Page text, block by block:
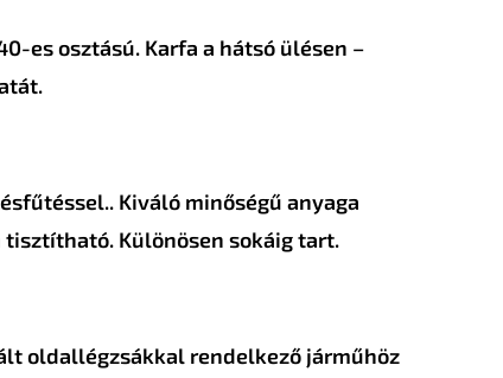
es osztású. Karfa a hátsó ülésen –
Kiváló minőségű anyaga
Különösen sokáig tart.
oldallégzsákkal rendelkező járműhöz